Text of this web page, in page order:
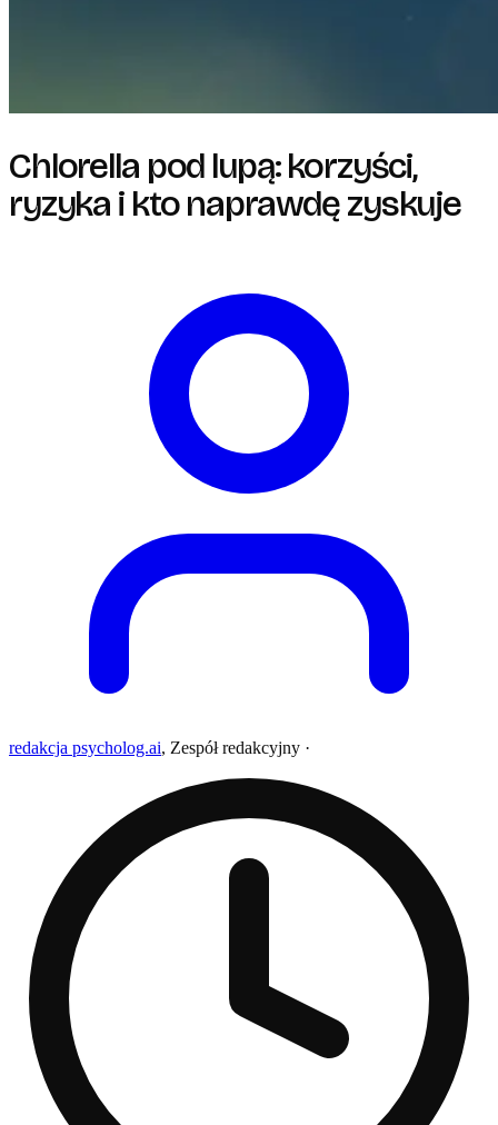
Chlorella pod lupą: korzyści,
ryzyka i kto naprawdę zyskuje
redakcja psycholog.ai, Zespół redakcyjny ·